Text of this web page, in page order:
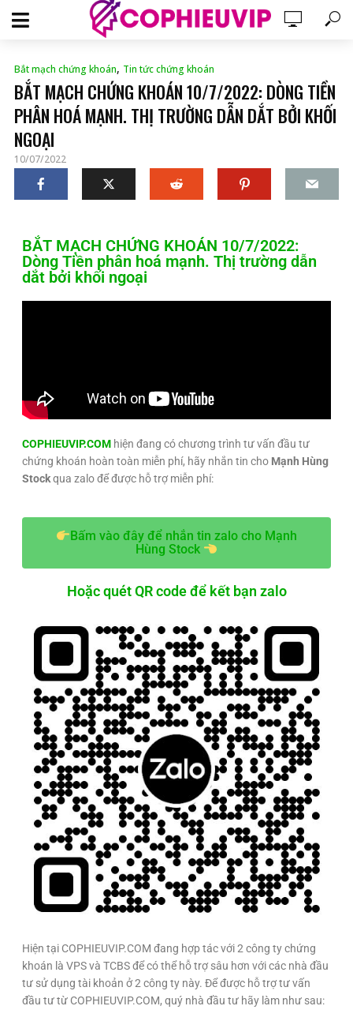
Bắt mạch chứng khoán, Tin tức chứng khoán
BẮT MẠCH CHỨNG KHOÁN 10/7/2022: DÒNG TIỀN
PHÂN HOÁ MẠNH. THỊ TRƯỜNG DẪN DẮT BỞI KHỐI
NGOẠI
10/07/2022
BẮT MẠCH CHỨNG KHOÁN 10/7/2022:
Dòng Tiền phân hoá mạnh. Thị trường dẫn
dắt bởi khối ngoại
COPHIEUVIP.COM hiện đang có chương trình tư vấn đầu tư
chứng khoán hoàn toàn miễn phí, hãy nhắn tin cho Mạnh Hùng
Stockqua zalo để được hỗ trợ miễn phí:
Bấm vào đây để nhắn tin zalo cho Mạnh
Hùng Stock
Hoặc quét QR code để kết bạn zalo
Hiện tại COPHIEUVIP.COM đang hợp tác với 2 công ty chứng
khoán là VPS và TCBS để có thể hỗ trợ sâu hơn với các nhà đầu
tư sử dụng tài khoản ở 2 công ty này. Để được hỗ trợ tư vấn
đầu tư từ COPHIEUVIP.COM, quý nhà đầu tư hãy làm như sau: